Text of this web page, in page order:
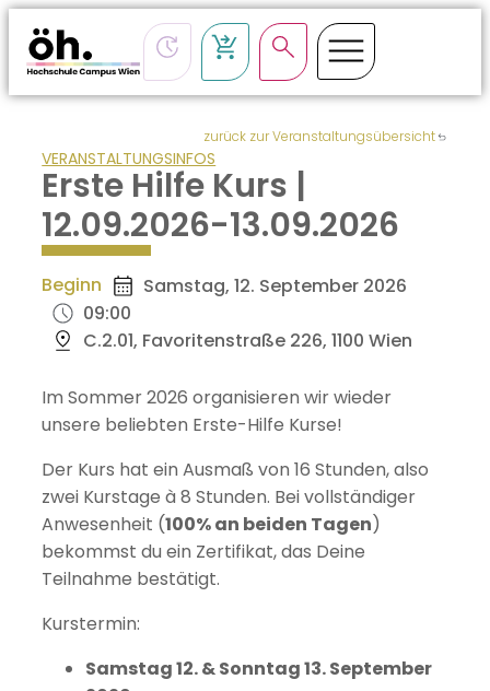
zurück zur Veranstaltungsübersicht
VERANSTALTUNGSINFOS
Erste Hilfe Kurs |
12.09.2026-13.09.2026
Beginn
Samstag, 12. September 2026
09:00
C.2.01, Favoritenstraße 226, 1100 Wien
Im Sommer 2026 organisieren wir wieder
unsere beliebten Erste-Hilfe Kurse!
Der Kurs hat ein Ausmaß von 16 Stunden, also
zwei Kurstage à 8 Stunden. Bei vollständiger
Anwesenheit (100% an beiden Tagen)
bekommst du ein Zertifikat, das Deine
Teilnahme bestätigt.
Kurstermin:
Samstag 12. & Sonntag 13. September